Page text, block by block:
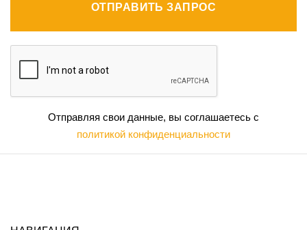
ОТПРАВИТЬ ЗАПРОС
Отправляя свои данные, вы соглашаетесь с
политикой конфиденциальности